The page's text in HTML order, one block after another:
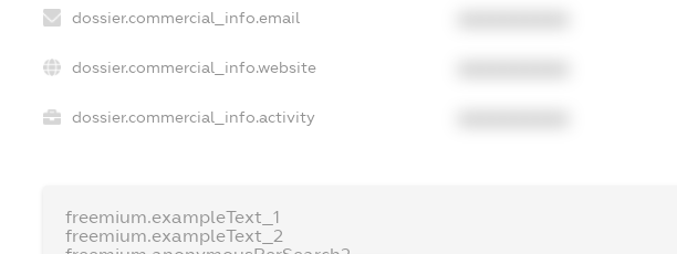
dossier.commercial_info.email
dossier.commercial_info.website
dossier.commercial_info.activity
freemium.exampleText_1
freemium.exampleText_2